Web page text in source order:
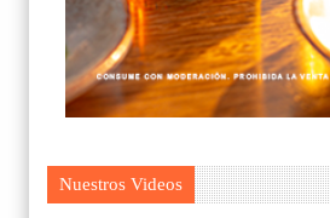
Nuestros Videos